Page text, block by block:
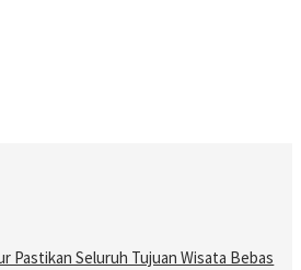
Pastikan Seluruh Tujuan Wisata Bebas